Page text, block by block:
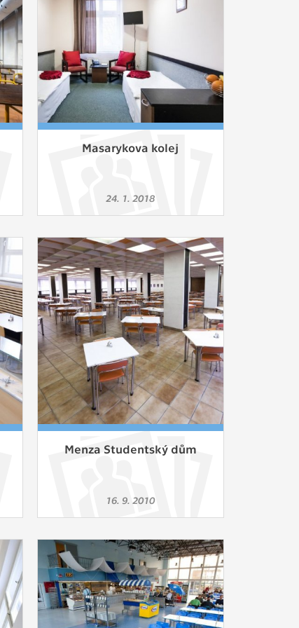
Masarykova kolej
24. 1. 2018
Menza Studentský dům
16. 9. 2010